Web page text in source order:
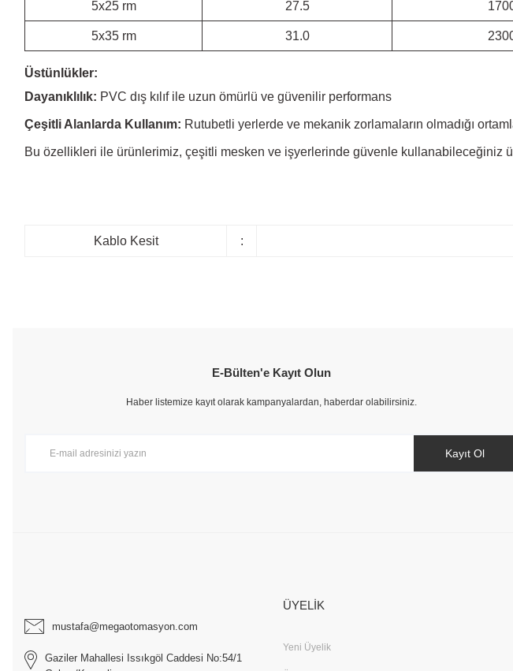
5x25 rm 27.5
5x35 rm 31.0
Üstünlükler:
Dayanıklılık: PVC dış kılıf ile uzun ömürlü ve güvenilir performans
Çeşitli Alanlarda Kullanım: Rutubetli yerlerde ve mekanik zorlamaların olmadığı
Bu özellikleri ile ürünlerimiz, çeşitli mesken ve işyerlerinde güvenle kullanabileceğiniz
Kablo Kesit :
Ürün resmi kalitesiz, bozuk veya görüntülenemiyor.
Ürün açıklamasında eksik bilgiler bulunuyor.
E-Bülten'e Kayıt Olun
Haber listemize kayıt olarak kampanyalardan, haberdar olabilirsiniz.
Kayıt Ol
mustafa@megaotomasyon.com
Gaziler Mahallesi Issıkgöl Caddesi No:54/1
ÜYELİK
Yeni Üyelik